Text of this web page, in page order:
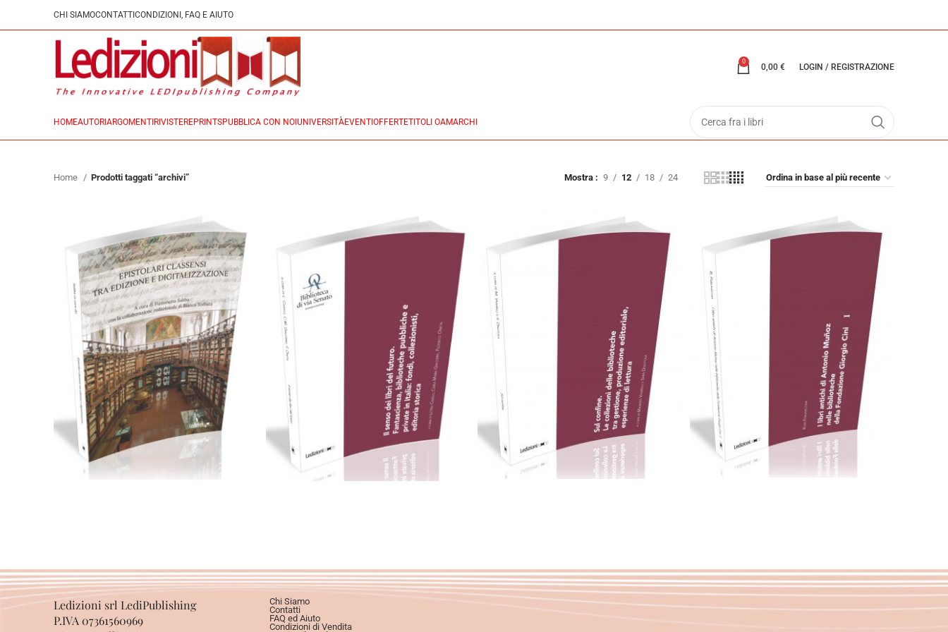
CHI SIAMOCONTATTI CONDIZIONI, FAQ E AIUTO
0
0,00 € LOGIN / REGISTRAZIONE
HOMEAUTORI ARGOMENTI RIVISTEREPRINTSPUBBLICA CON NOI UNIVERSITÀEVENTI OFFERTETITOLI OAMARCHI
Home Prodotti taggati “archivi” Mostra 9 12 18 24
CartaceoeBook in ePub
eBook in PDF
0,00€ 28,00€
eBook in ePub
24,00 €
eBook in ePub
eBook in PDF
€
Aggiungi al carrello
Ledizioni srl LediPublishing
P.IVA 07361560969
Chi Siamo
Contatti
FAQ ed Aiuto
Condizioni di Vendita